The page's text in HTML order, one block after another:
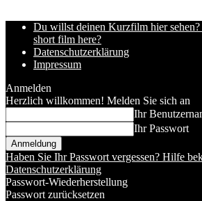
Du willst deinen Kurzfilm hier sehen?
short film here?
Datenschutzerklärung
Impressum
Anmelden
Herzlich willkommen! Melden Sie sich an
Ihr
Ihr Passwort
Haben Sie Ihr Passwort vergessen? Hilfe
Datenschutzerklärung
Passwort-Wiederherstellung
Passwort zurücksetzen